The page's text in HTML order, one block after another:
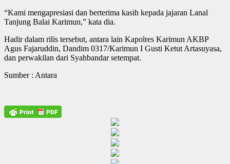
“Kami mengapresiasi dan berterima kasih kepada jajaran Lanal
Tanjung Balai Karimun,” kata dia.
Hadir dalam rilis tersebut, antara lain Kapolres Karimun AKBP
Agus Fajaruddin, Dandim 0317/Karimun I Gusti Ketut Artasuyasa,
dan perwakilan dari Syahbandar setempat.
Sumber : Antara